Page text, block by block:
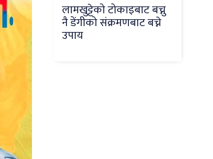
लामखुट्टेको टोकाइबाट बच्नु
नै डेंगीको संक्रमणबाट बच्ने
उपाय